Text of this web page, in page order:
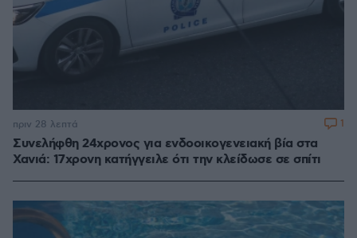
Συνελήφθη 24χρονος για ενδοοικογενειακή βία στα
Χανιά: 17χρονη κατήγγειλε ότι την κλείδωσε σε σπίτι
πριν 28 λεπτά 1